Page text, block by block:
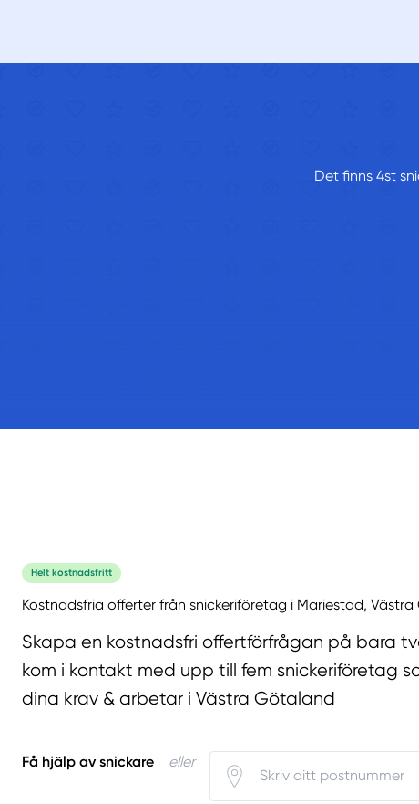
Det finns 4st
Helt kostnadsfritt
Kostnadsfria offerter från snickeriföretag i Mariestad,
Skapa en kostnadsfri offertförfrågan på bara
kom i kontakt med upp till fem snickeriföretag
dina krav & arbetar i Västra Götaland
Få hjälp av snickare eller